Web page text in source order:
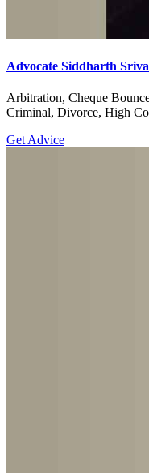
Advocate Siddharth
Arbitration, Cheque
Criminal, Divorce, High
Get Advice